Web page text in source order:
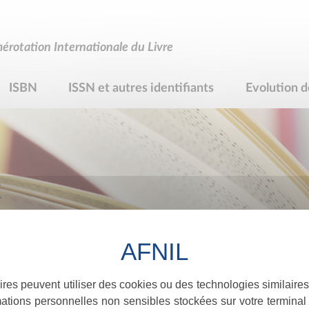
Internationale du Livre
ISBN ISSN et autres identifiants Evolution
peuvent utiliser des cookies ou des technologies
personnelles non sensibles stockées sur votre